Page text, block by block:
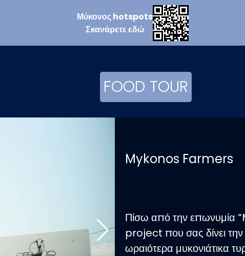
Μύκονοςhotspots
Σκανάρετεεδώ
FOOD TOUR
Mykonos Farmers
Πίσω από την επωνυμία
project που σας δίνει την
ωραιότερα μυκονιάτικα